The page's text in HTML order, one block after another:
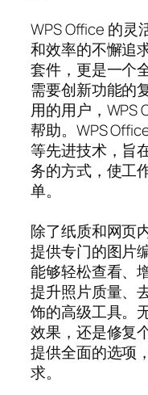
WPS Office 的灵
和效率的不懈追
套件，更是一个
需要创新功能的
用的用户，WPS
帮助。WPS
等先进技术，旨
务的方式，使工
单。
除了纸质和网页
提供专门的图片
能够轻松查看、
提升照片质量、
饰的高级工具。
效果，还是修复
提供全面的选项
求。